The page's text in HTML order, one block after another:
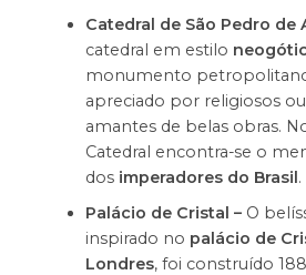
Catedral de São Pedro de
catedral em estilo
monumento
apreciado por religiosos
amantes de belas obras.
Catedral encontra-se o
dos imperadores do Brasil.
Palácio de Cristal – O
inspirado no palácio de
Londres, foi construído